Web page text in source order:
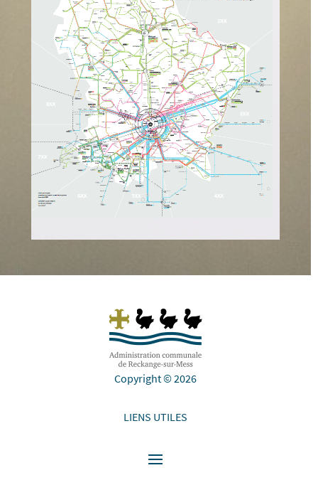
Copyright © 2026
LIENS UTILES